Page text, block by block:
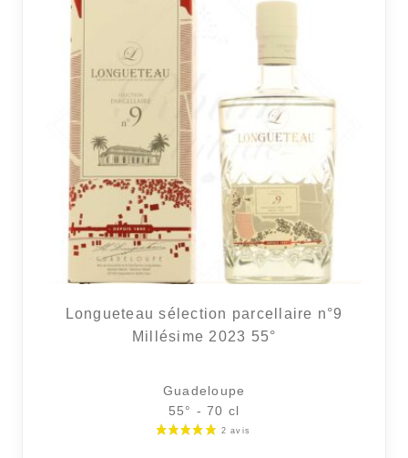
Longueteau sélection parcellaire n°9
Millésime 2023 55°
Guadeloupe
55° - 70 cl